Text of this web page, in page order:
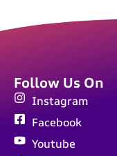
Follow Us On
Instagram
Facebook
Youtube